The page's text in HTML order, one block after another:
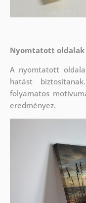
Nyomtatott oldalak
A nyomtatott
hatást
folyamatos
eredményez.